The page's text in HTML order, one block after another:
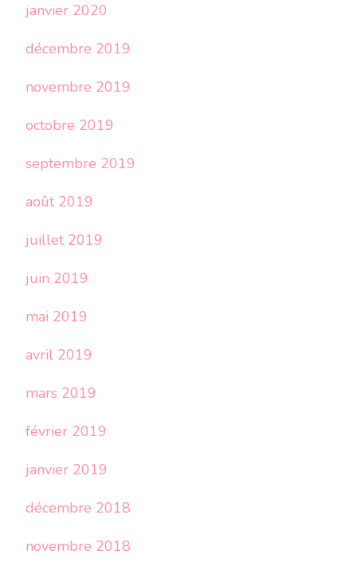
janvier 2020
décembre 2019
novembre 2019
octobre 2019
septembre 2019
août 2019
juillet 2019
juin 2019
mai 2019
avril 2019
mars 2019
février 2019
janvier 2019
décembre 2018
novembre 2018